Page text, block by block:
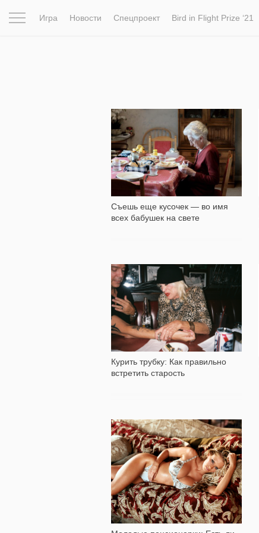
Игра Новости Спецпроект Bird in Flight Prize ‘21
Съешь еще кусочек — во имя
всех бабушек на свете
Курить трубку: Как правильно
встретить старость
3 437
104 781